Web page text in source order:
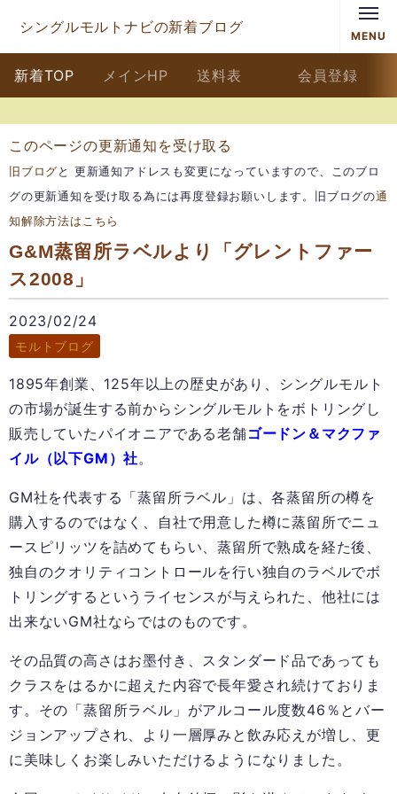
シングルモルトナビの新着ブログ
MENU
新着TOP メインHP 送料表 会員登録
このページの更新通知を受け取る
旧ブログと 更新通知アドレスも変更になっていますので、このブロ
グの更新通知を受け取る為には再度登録お願いします。旧ブログの通
知解除方法はこちら
G&M蒸留所ラベルより「グレントファー
ス2008」
2023/02/24
モルトブログ
1895年創業、125年以上の歴史があり、シングルモルト
の市場が誕生する前からシングルモルトをボトリングし
販売していたパイオニアである老舗ゴードン＆マクファ
イル（以下GM）社。
GM社を代表する「蒸留所ラベル」は、各蒸留所の樽を
購入するのではなく、自社で用意した樽に蒸留所でニュ
ースピリッツを詰めてもらい、蒸留所で熟成を経た後、
独自のクオリティコントロールを行い独自のラベルでボ
トリングするというライセンスが与えられた、他社には
出来ないGM社ならではのものです。
その品質の高さはお墨付き、スタンダード品であっても
クラスをはるかに超えた内容で長年愛され続けておりま
す。その「蒸留所ラベル」がアルコール度数46％とバー
ジョンアップされ、より一層厚みと飲み応えが増し、更
に美味しくお楽しみいただけるようになりました。